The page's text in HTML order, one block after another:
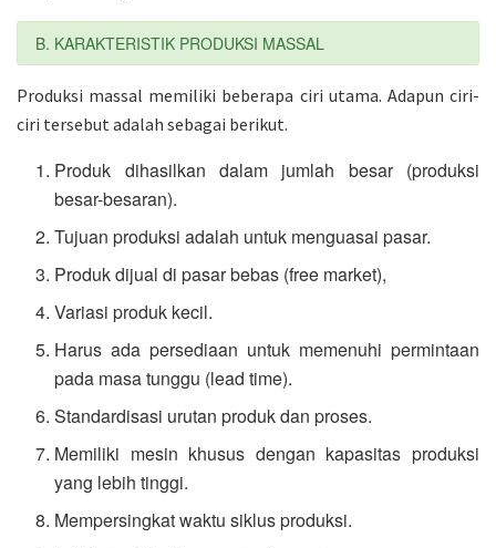
B. KARAKTERISTIK PRODUKSI MASSAL
Produksi massal memiliki beberapa ciri utama. Adapun ciri-
ciri tersebut adalah sebagai berikut.
Produk dihasilkan dalam jumlah besar (produksi
besar-besaran).
Tujuan produksi adalah untuk menguasai pasar.
Produk dijual di pasar bebas (free market),
Variasi produk kecil.
Harus ada persediaan untuk memenuhi permintaan
pada masa tunggu (lead time).
Standardisasi urutan produk dan proses.
Memiliki mesin khusus dengan kapasitas produksi
yang lebih tinggi.
Mempersingkat waktu siklus produksi.